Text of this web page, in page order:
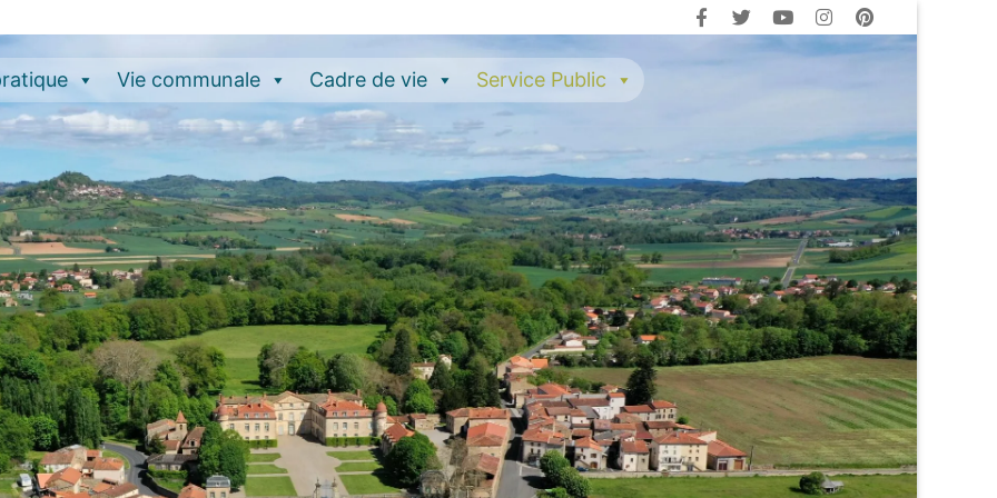
Vie communale Cadre de vie Service Public